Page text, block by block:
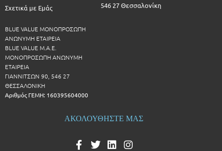
Σχετικά με Εμάς
BLUE VALUE ΜΟΝΟΠΡΟΣΩΠΗ
ΑΝΩΝΥΜΗ ΕΤΑΙΡΕΙΑ
BLUE VALUE Μ.Α.Ε.
ΜΟΝΟΠΡΟΣΩΠΗ ΑΝΩΝΥΜΗ
ΕΤΑΙΡΕΙΑ
ΓΙΑΝΝΙΤΣΩΝ 90, 546 27
ΘΕΣΣΑΛΟΝΙΚΗ
Αριθμός ΓΕΜΗ: 160395604000
546 27 Θεσσαλονίκη
ΑΚΟΛΟΥΘΗΣΤΕ ΜΑΣ